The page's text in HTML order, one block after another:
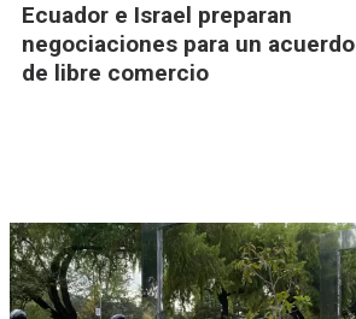
Ecuador e Israel preparan
negociaciones para un acuerdo
de libre comercio